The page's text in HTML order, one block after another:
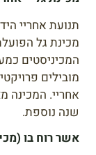
מכינת גל
המכיניסטים
מובילים
אחריי. המכינה
שנה נוספת.
אשר רוח בו